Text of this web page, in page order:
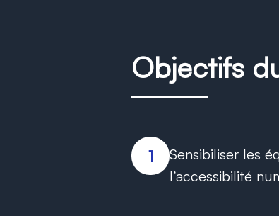
Objectifs
1
Sensibiliser les
l’accessibilité